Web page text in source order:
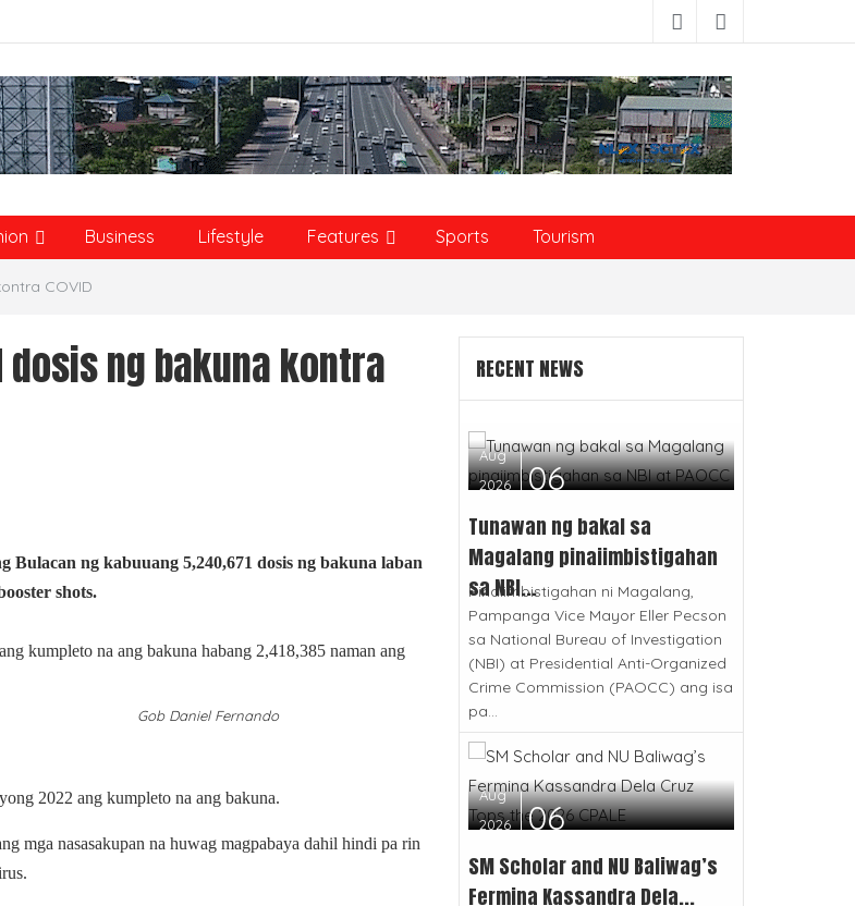
Business Lifestyle Features Sports Tourism
COVID
ng bakuna kontra
Bulacan ng kabuuang 5,240,671 dosis ng bakuna laban
shots.
kumpleto na ang bakuna habang 2,418,385 naman ang
Gob Daniel Fernando
2022 ang kumpleto na ang bakuna.
mga nasasakupan na huwag magpabaya dahil hindi pa rin
RECENT NEWS
Aug
2026
06
Tunawan ng bakal sa
Magalang pinaiimbistigahan
sa NBI...
Pinaiimbistigahan ni Magalang,
Pampanga Vice Mayor Eller Pecson
sa National Bureau of Investigation
(NBI) at Presidential Anti-Organized
Crime Commission (PAOCC) ang isa
pa...
Aug
2026
06
SM Scholar and NU Baliwag’s
Fermina Kassandra Dela...